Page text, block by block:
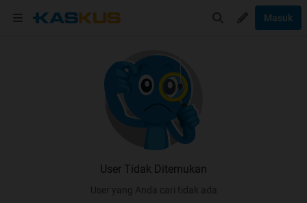
Masuk
User Tidak Ditemukan
User yang Anda cari tidak ada